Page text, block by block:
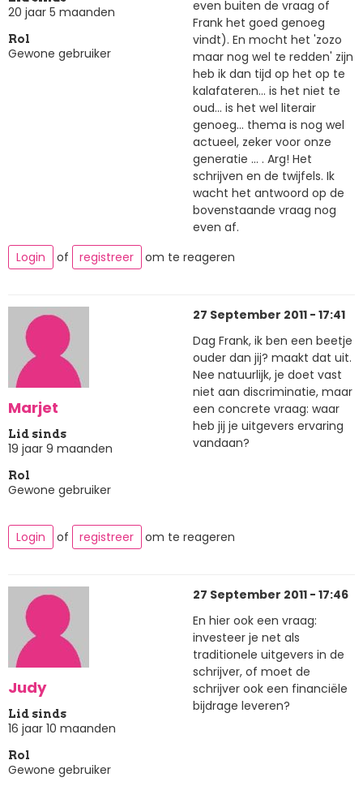
20 jaar 5 maanden
Rol
Gewone gebruiker
even buiten de vraag of
Frank het goed genoeg
vindt). En mocht het 'zozo
maar nog wel te redden' zijn
heb ik dan tijd op het op te
kalafateren... is het niet te
oud... is het wel literair
genoeg... thema is nog wel
actueel, zeker voor onze
generatie ... . Arg! Het
schrijven en de twijfels. Ik
wacht het antwoord op de
bovenstaande vraag nog
even af.
Login
of registreer om te reageren
Marjet
Lid sinds
19 jaar 9 maanden
Rol
Gewone gebruiker
27 September 2011 - 17:41
Dag Frank, ik ben een beetje
ouder dan jij? maakt dat uit.
Nee natuurlijk, je doet vast
niet aan discriminatie, maar
een concrete vraag: waar
heb jij je uitgevers ervaring
vandaan?
Login of registreer om te reageren
Judy
Lid sinds
16 jaar 10 maanden
Rol
Gewone gebruiker
27 September 2011 - 17:46
En hier ook een vraag:
investeer je net als
traditionele uitgevers in de
schrijver, of moet de
schrijver ook een financiële
bijdrage leveren?